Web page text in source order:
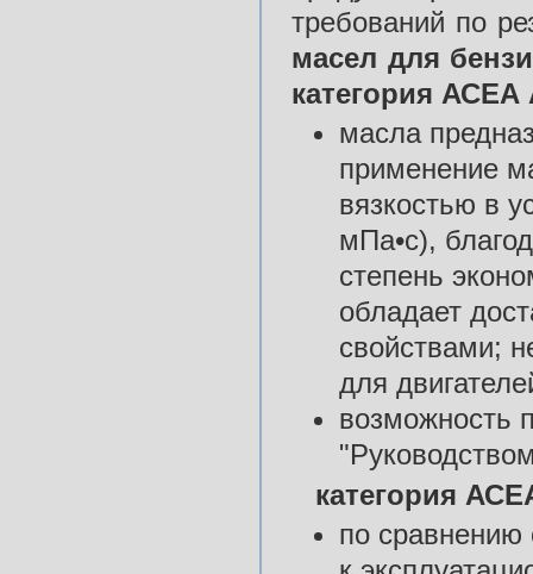
требований по
масел для
категория АСЕА
масла
применение
вязкостью в
мПа•с),
степень
обладает
свойствами;
для
возможность
категория
по сравнению